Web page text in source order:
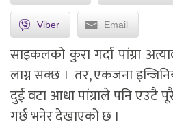
Viber Email
साइकलको कुरा गर्दा पांग्रा
लाग्न सक्छ । तर, एकजना
दुई वटा आधा पांग्राले पनि एउटै पूरै
गर्छ भनेर देखाएको छ ।